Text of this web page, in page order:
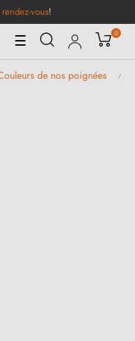
vous!
Basculer
la
navigation
☰ 0
de nos poignées